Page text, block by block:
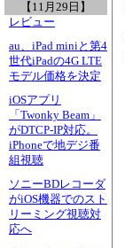
【11月29日】
レビュー
au、iPad miniと第4
世代iPadの4G LTE
モデル価格を決定
iOSアプリ
「Twonky Beam」
がDTCP-IP対応。
iPhoneで地デジ番
組視聴
ソニーBDレコーダ
がiOS機器でのスト
リーミング視聴対
応へ